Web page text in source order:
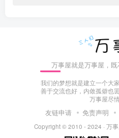
万事屋就是万事屋，既
我们的梦想就是建立一个大
善于交流也好，内敛孤僻也
万事屋尽
友链申请 免责声明
Copyright © 2010 - 2024 · 万